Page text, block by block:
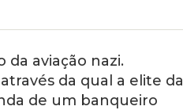
da aviação nazi.
da qual a elite da
de um banqueiro